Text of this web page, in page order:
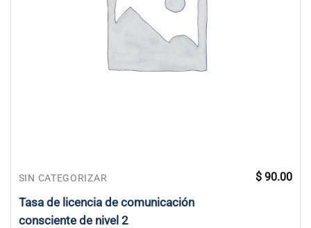
SIN CATEGORIZAR
Tasa de licencia de comunicación
consciente de nivel 2
$ 90.00